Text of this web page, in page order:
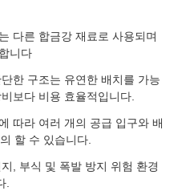
다른 합금강 재료로 사용되며
니다
한 구조는 유연한 배치를 가능
보다 비용 효율적입니다.
따라 여러 개의 공급 입구와 배
할 수 있습니다.
, 부식 및 폭발 방지 위험 환경
.